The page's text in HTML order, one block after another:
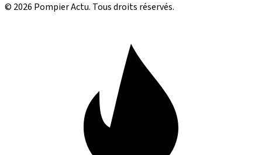
© 2026 Pompier Actu. Tous droits réservés.